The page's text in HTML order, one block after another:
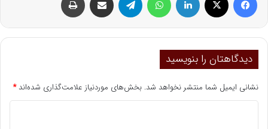
دیدگاهتان را بنویسید
نشانی ایمیل شما منتشر نخواهد شد. بخش‌های موردنیاز علامت‌گذاری شده‌اند*